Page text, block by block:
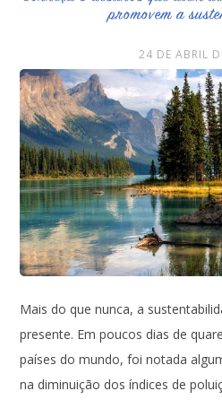
promovem a
24 DE ABRIL
Mais do que nunca, a
presente. Em poucos dias de
países do mundo, foi notada
na diminuição dos índices de